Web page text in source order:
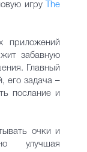
игру
The
приложений
забавную
Главный
его задача –
послание и
очки и
улучшая